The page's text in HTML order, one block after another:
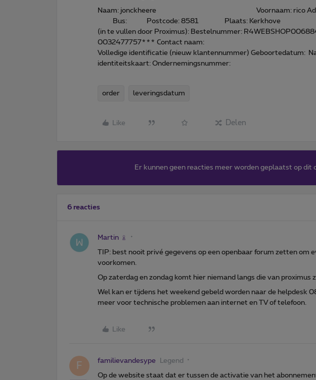
Naam: jonckheere Voornaam: rico Adres:
Bus: Postcode: 8581 Plaats: Kerkhove
(in te vullen door Proximus): Bestelnummer:
0032477757*** Contact naam:
Volledige identificatie (nieuw klantennummer) Geboortedatum:
identiteitskaart: Ondernemingsnummer:
order leveringsdatum
Like Delen
Er kunnen geen reacties meer worden geplaatst op dit
6 reacties
Martin
TIP: best nooit privé gegevens op een openbaar forum zetten om
voorkomen.
Op zaterdag en zondag komt hier niemand langs die van proximus
Wel kan er tijdens het weekend gebeld worden naar de helpdesk
meer voor technische problemen aan internet en TV of telefoon.
Like
F familievandesype Legend
Op de website staat dat er tussen de activatie van het